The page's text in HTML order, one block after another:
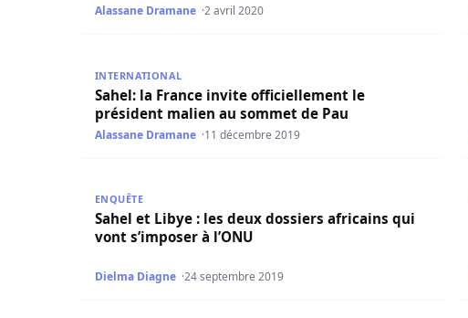
Alassane Dramane 2 avril 2020
INTERNATIONAL
Sahel: la France invite officiellement le
président malien au sommet de Pau
Alassane Dramane 11 décembre 2019
ENQUÊTE
Sahel et Libye : les deux dossiers africains qui
vont s’imposer à l’ONU
Dielma Diagne 24 septembre 2019